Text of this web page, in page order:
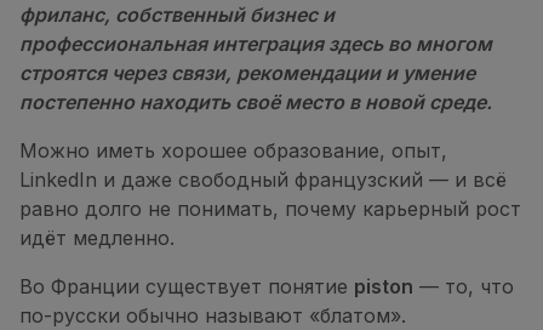
фриланс, собственный бизнес и
профессиональная интеграция здесь во многом
строятся через связи, рекомендации и умение
постепенно находить своё место в новой среде.
Можно иметь хорошее образование, опыт,
LinkedIn и даже свободный французский — и всё
равно долго не понимать, почему карьерный рост
идёт медленно.
Во Франции существует понятие piston — то, что
по-русски обычно называют «блатом».